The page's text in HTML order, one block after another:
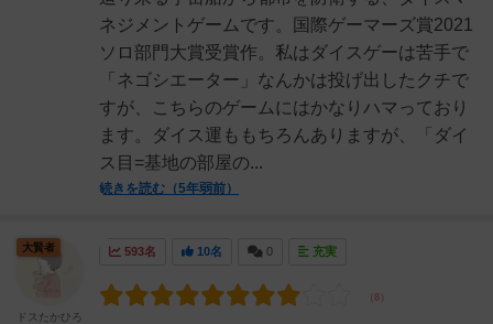
ネジメントゲームです。国際ゲーマーズ賞2021
ソロ部門大賞受賞作。私はダイスゲーは苦手で
「ネゴシエーター」なんかは投げ出したクチで
すが、こちらのゲームにはかなりハマっており
ます。ダイス運ももちろんありますが、「ダイ
ス目=基地の部屋の...
続きを読む（5年弱前）
593名 10名 0 充実
大賢者
ドスたかひろ